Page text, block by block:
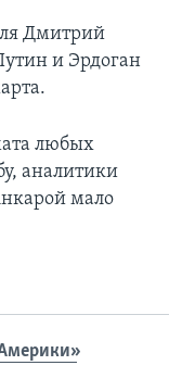
Дмитрий
и Эрдоган
любых
аналитики
мало